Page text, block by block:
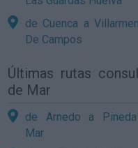
de Cuenca a
De Campos
Últimas rutas
de Mar
de Arnedo a
Mar